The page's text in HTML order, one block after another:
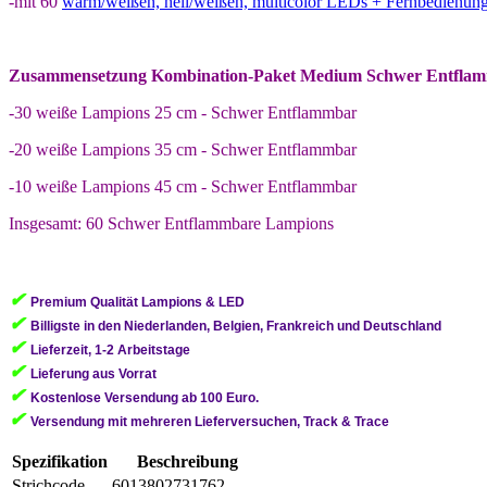
Zusammensetzung Kombination-Paket Medium Schwer
-30 weiße Lampions 25 cm - Schwer Entflammbar
-20 weiße Lampions 35 cm - Schwer Entflammbar
-10 weiße Lampions 45 cm - Schwer Entflammbar
Insgesamt: 60 Schwer Entflammbare Lampions
✔ Premium Qualität Lampions & LED
✔ Billigste in den Niederlanden, Belgien, Frankreich und Deutschland
✔ Lieferzeit, 1-2 Arbeitstage
✔ Lieferung aus Vorrat
✔ Kostenlose Versendung ab 100 Euro.
✔ Versendung mit mehreren Lieferversuchen, Track & Trace
Spezifikation
Beschreibung